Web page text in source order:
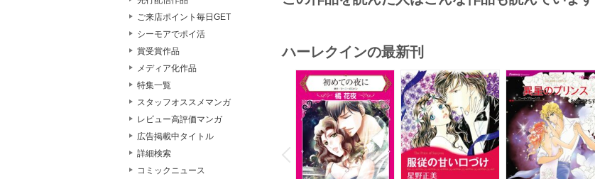
ご来店ポイント毎日GET
シーモアでポイ活
賞受賞作品
メディア化作品
特集一覧
スタッフオススメマンガ
レビュー高評価マンガ
広告掲載中タイトル
詳細検索
コミックニュース
ハーレクインの最新刊
P
r
e
i
o
u
s